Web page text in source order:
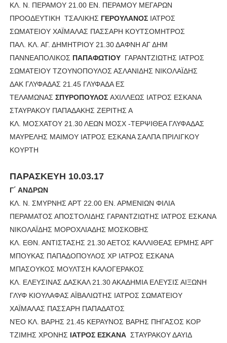
ΚΛ. Ν. ΠΕΡΑΜΟΥ 21.00 ΕΝ. ΠΕΡΑΜΟΥ ΜΕΓΑΡΩΝ
ΠΡΟΟΔΕΥΤΙΚΗ ΤΣΑΛΙΚΗΣ ΓΕΡΟΥΛΑΝΟΣ ΙΑΤΡΟΣ
ΣΩΜΑΤΕΙΟΥ ΧΑΪΜΑΛΑΣ ΠΑΣΣΑΡΗ ΚΟΥΤΣΟΜΗΤΡΟΣ
ΠΑΛ. ΚΛ. ΑΓ. ΔΗΜΗΤΡΙΟΥ 21.30 ΔΑΦΝΗ ΑΓ ΔΗΜ
ΠΑΝΝΕΑΠΟΛΙΚΟΣ ΠΑΠΑΦΩΤΙΟΥ ΓΑΡΑΝΤΖΙΩΤΗΣ ΙΑΤΡΟΣ
ΣΩΜΑΤΕΙΟΥ ΤΖΟΥΝΟΠΟΥΛΟΣ ΑΣΛΑΝΙΔΗΣ ΝΙΚΟΛΑΪΔΗΣ
ΔΑΚ ΓΛΥΦΑΔΑΣ 21.45 ΓΛΥΦΑΔΑ ΕΣ
ΤΕΛΑΜΩΝΑΣ ΣΠΥΡΟΠΟΥΛΟΣ ΑΧΙΛΛΕΩΣ ΙΑΤΡΟΣ ΕΣΚΑΝΑ
ΣΤΑΥΡΑΚΟΥ ΠΑΠΑΔΑΚΗΣ ΖΕΡΙΤΗΣ Α
ΚΛ. ΜΟΣΧΑΤΟΥ 21.30 ΛΕΩΝ ΜΟΣΧ -ΤΕΡΨΙΘΕΑ ΓΛΥΦΑΔΑΣ
ΜΑΥΡΕΛΗΣ ΜΑΙΜΟΥ ΙΑΤΡΟΣ ΕΣΚΑΝΑ ΣΑΛΠΑ ΠΡΙΛΙΓΚΟΥ
ΚΟΥΡΤΗ
ΠΑΡΑΣΚΕΥΗ 10.03.17
Γ΄ ΑΝΔΡΩΝ
ΚΛ. Ν. ΣΜΥΡΝΗΣ ΑΡΤ 22.00 ΕΝ. ΑΡΜΕΝΙΩΝ ΦΙΛΙΑ
ΠΕΡΑΜΑΤΟΣ ΑΠΟΣΤΟΛΙΔΗΣ ΓΑΡΑΝΤΖΙΩΤΗΣ ΙΑΤΡΟΣ ΕΣΚΑΝΑ
ΝΙΚΟΛΑΪΔΗΣ ΜΟΡΟΧΛΙΑΔΗΣ ΜΟΣΚΟΒΗΣ
ΚΛ. ΕΘΝ. ΑΝΤΙΣΤΑΣΗΣ 21.30 ΑΕΤΟΣ ΚΑΛΛΙΘΕΑΣ ΕΡΜΗΣ ΑΡΓ
ΜΠΟΥΚΑΣ ΠΑΠΑΔΟΠΟΥΛΟΣ ΧΡ ΙΑΤΡΟΣ ΕΣΚΑΝΑ
ΜΠΑΣΟΥΚΟΣ ΜΟΥΛΤΣΗ ΚΑΛΟΓΕΡΑΚΟΣ
ΚΛ. ΕΛΕΥΣΙΝΑΣ ΔΑΣΚΑΛ 21.30 ΑΚΑΔΗΜΙΑ ΕΛΕΥΣΙΣ ΑΙΞΩΝΗ
ΓΛΥΦ ΚΙΟΥΛΑΦΑΣ ΑΪΒΑΛΙΩΤΗΣ ΙΑΤΡΟΣ ΣΩΜΑΤΕΙΟΥ
ΧΑΪΜΑΛΑΣ ΠΑΣΣΑΡΗ ΠΑΠΑΔΑΤΟΣ
ΝΈΟ ΚΛ. ΒΑΡΗΣ 21.45 ΚΕΡΑΥΝΟΣ ΒΑΡΗΣ ΠΗΓΑΣΟΣ ΚΟΡ
ΤΖΙΜΗΣ ΧΡΟΝΗΣ ΙΑΤΡΟΣ ΕΣΚΑΝΑ ΣΤΑΥΡΑΚΟΥ ΔΑΥΙΔ